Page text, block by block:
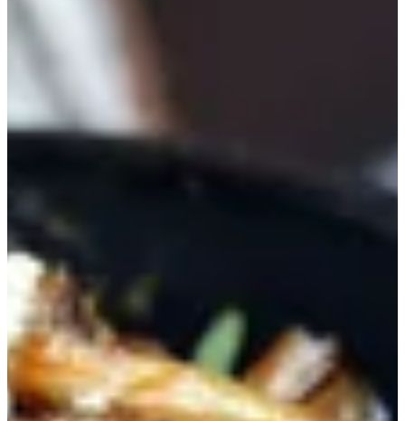
الرئيسية